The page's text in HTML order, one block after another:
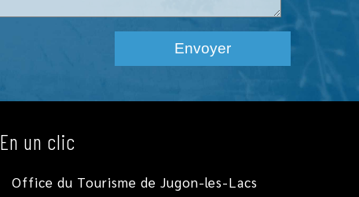
En un clic
Office du Tourisme de Jugon-les-Lacs